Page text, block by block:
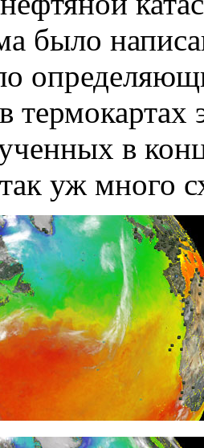
было
термокартах
в
уж много